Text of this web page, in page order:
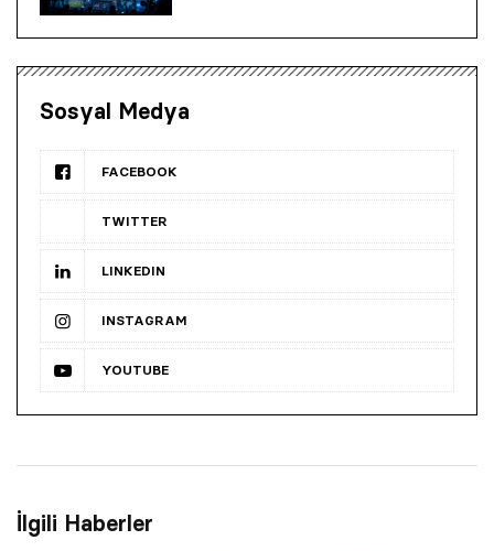
Sosyal Medya
FACEBOOK
TWITTER
LINKEDIN
INSTAGRAM
YOUTUBE
İlgili Haberler